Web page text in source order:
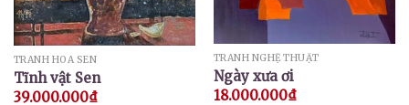
TRANH HOA SEN
Tĩnh vật Sen
39.000.000₫
TRANH NGHỆ THUẬT
Ngày xưa ơi
18.000.000₫